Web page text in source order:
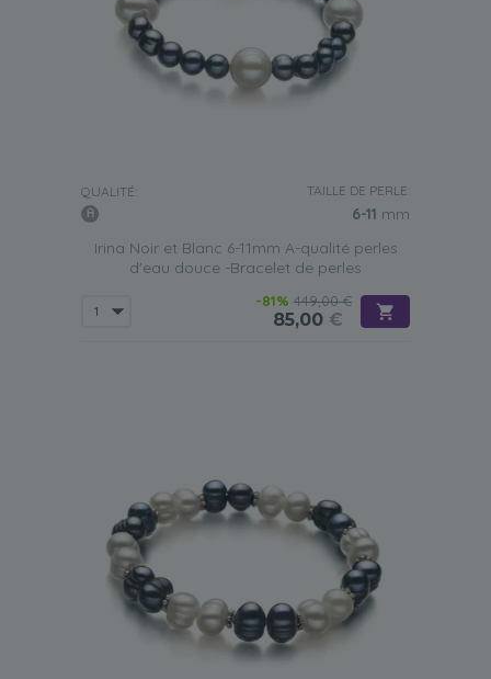
QUALITÉ: TAILLE DE PERLE:
6-11 mm
Irina Noir et Blanc 6-11mm A-qualité perles
d'eau douce -Bracelet de perles
-81% 449,00 €
85,00 €